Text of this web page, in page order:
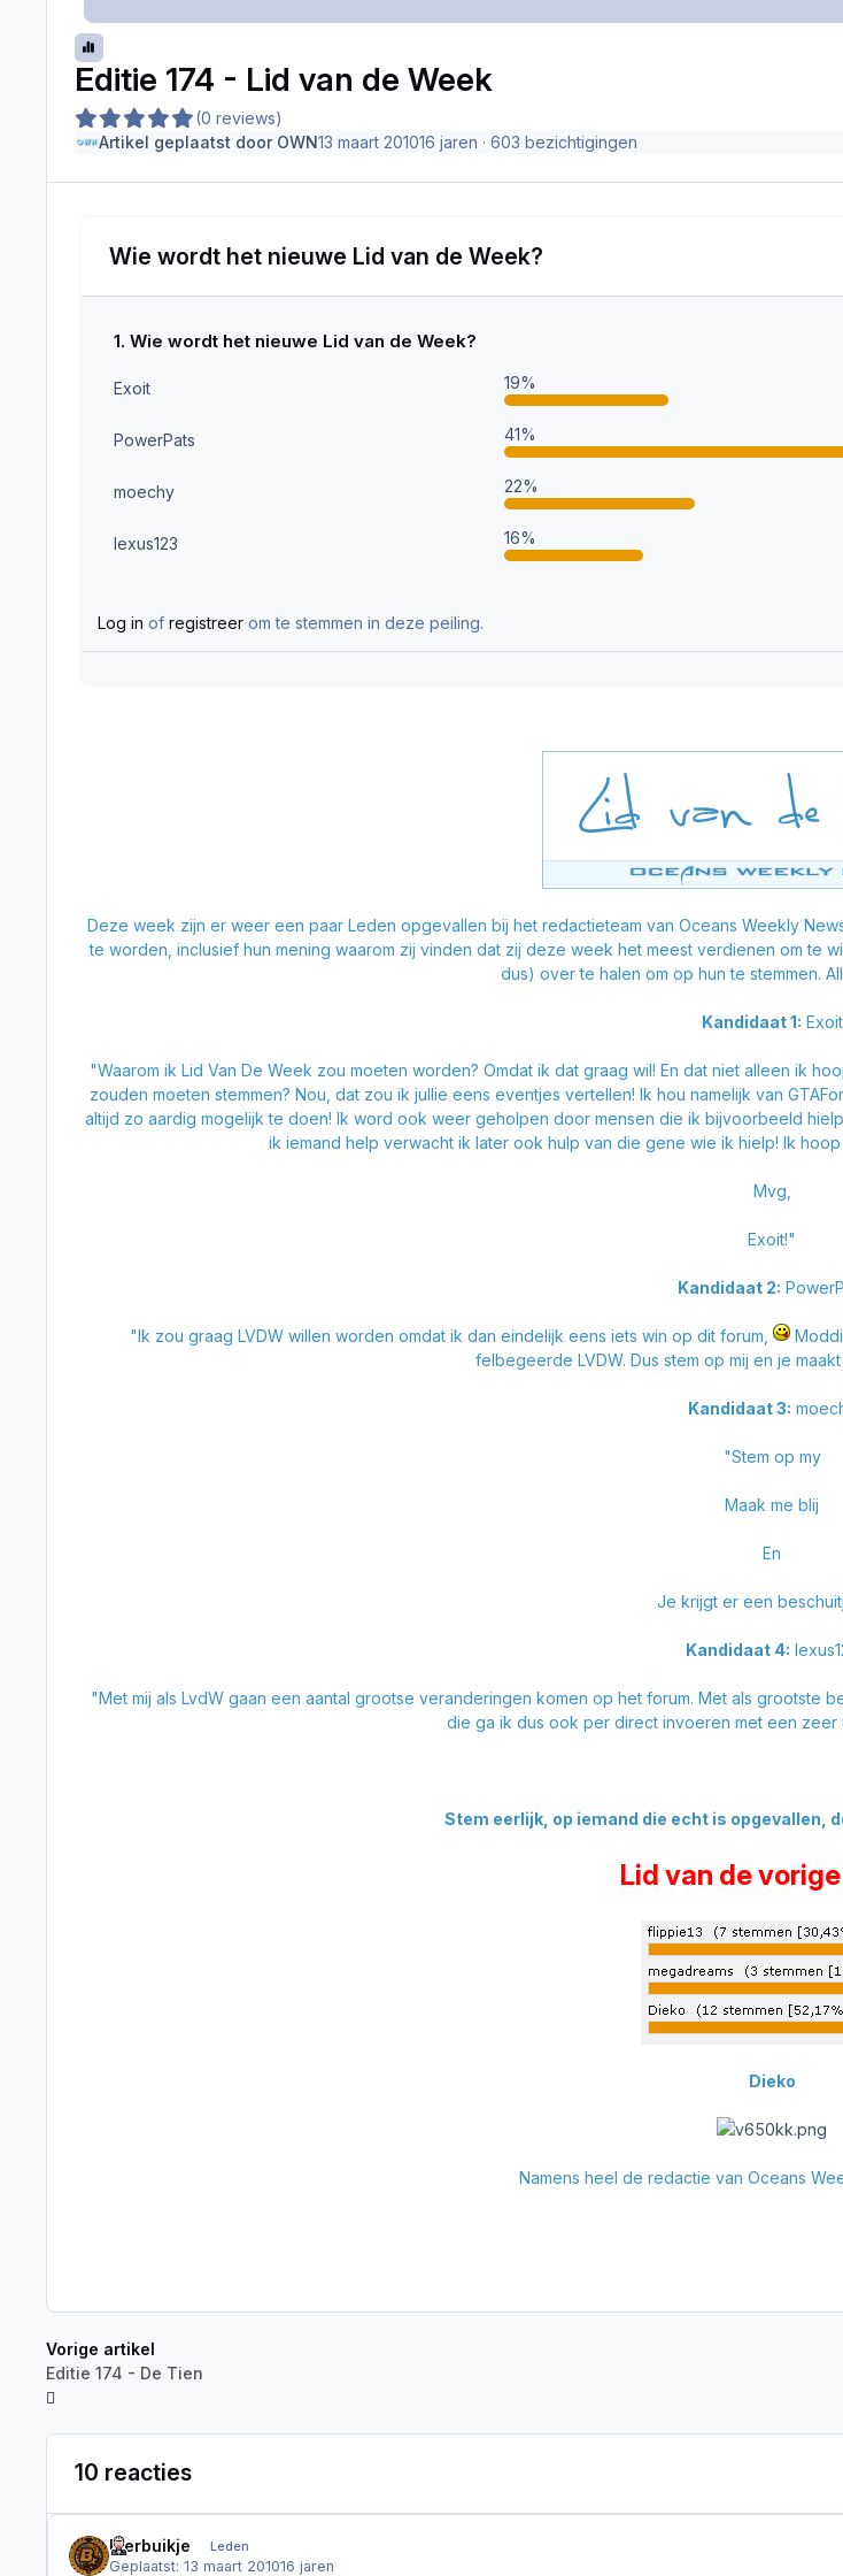
Editie 174 - Lid van de Week
(0 reviews)
Artikel geplaatst door OWN13 maart 201016 jaren · 603 bezichtigingen
Wie wordt het nieuwe Lid van de Week?
1. Wie wordt het nieuwe Lid van de Week?
Exoit 19%
PowerPats 41%
moechy 22%
lexus123 16%
Log in of registreer om te stemmen in deze peiling.
Deze week zijn er weer een paar Leden opgevallen bij het redactieteam van Oceans Weekly
te worden, inclusief hun mening waarom zij vinden dat zij deze week het meest verdienen om te
dus) over te halen om op hun te stemmen.
Kandidaat 1: Exoit
"Waarom ik Lid Van De Week zou moeten worden? Omdat ik dat graag wil! En dat niet alleen ik
zouden moeten stemmen? Nou, dat zou ik jullie eens eventjes vertellen! Ik hou namelijk van
altijd zo aardig mogelijk te doen! Ik word ook weer geholpen door mensen die ik bijvoorbeeld
ik iemand help verwacht ik later ook hulp van die gene wie ik hielp! Ik
Mvg,
Exoit!"
Kandidaat 2:
"Ik zou graag LVDW willen worden omdat ik dan eindelijk eens iets win op dit forum,
felbegeerde LVDW. Dus stem op mij en je
Kandidaat 3:
"Stem op my
Maak me blij
En
Je krijgt er een
Kandidaat 4:
"Met mij als LvdW gaan een aantal grootse veranderingen komen op het forum. Met als grootste
die ga ik dus ook per direct invoeren met een zeer
Stem eerlijk, op iemand die echt is opgevallen,
Lid van de
Dieko
Namens heel de redactie van Oceans
Vorige artikel
Editie 174 - De Tien
10 reacties
Bierbuikje Leden
Geplaatst:13 maart 201016 jaren